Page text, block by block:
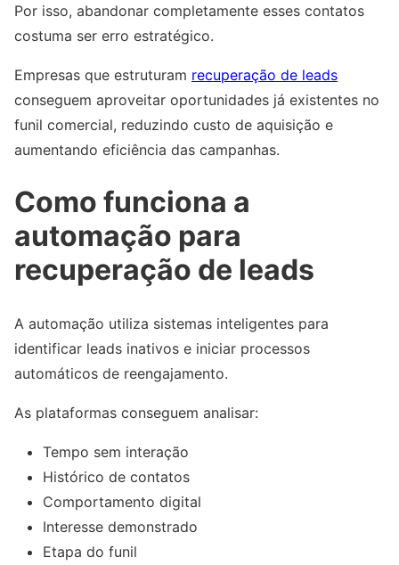
Por isso, abandonar completamente esses contatos
costuma ser erro estratégico.
Empresas que estruturam recuperação de leads
conseguem aproveitar oportunidades já existentes no
funil comercial, reduzindo custo de aquisição e
aumentando eficiência das campanhas.
Como funciona a
automação para
recuperação de leads
A automação utiliza sistemas inteligentes para
identificar leads inativos e iniciar processos
automáticos de reengajamento.
As plataformas conseguem analisar:
Tempo sem interação
Histórico de contatos
Comportamento digital
Interesse demonstrado
Etapa do funil